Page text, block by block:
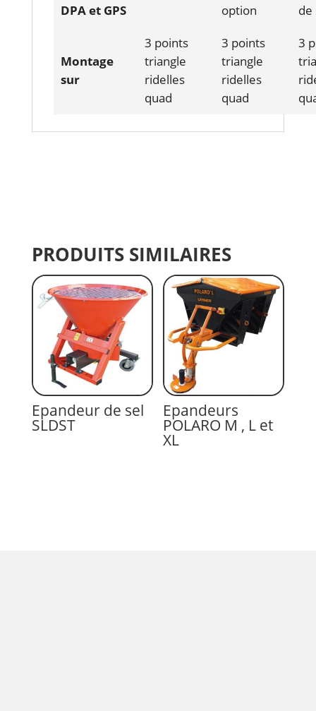
DPA et GPS option de
Montage
sur
3 points
triangle
ridelles
quad
3 points
triangle
ridelles
quad
3
PRODUITS SIMILAIRES
Epandeur de sel
SLDST
Epandeurs
POLARO M , L et
XL